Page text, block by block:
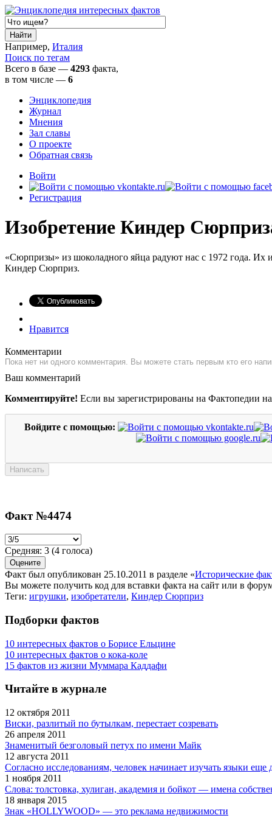
Например, Италия
Поиск по тегам
Всего в базе — 4293 факта,
в том числе — 6
Энциклопедия
Журнал
Мнения
Зал славы
О проекте
Обратная связь
Войти
Регистрация
Изобретение Киндер
«Сюрпризы» из шоколадного яйца радуют нас с 1972 года.
Киндер Сюрприз.
Нравится
Комментарии
Пока нет ни одного комментария. Вы можете стать первым кто его
Ваш комментарий
Комментируйте! Если вы зарегистрированы на Фактопедии
Войдите с помощью:
Факт №4474
Средняя: 3 (4 голоса)
Факт был опубликован 25.10.2011 в разделе «Исторические
Вы можете получить код для вставки факта на сайт или в
Теги: игрушки, изобретатели, Киндер Сюрприз
Подборки фактов
10 интересных фактов о Борисе Ельцине
10 интересных фактов о кока-коле
15 фактов из жизни Муммара Каддафи
Читайте в журнале
12 октября 2011
Виски, разлитый по бутылкам, перестает созревать
26 апреля 2011
Знаменитый безголовый петух по имени Майк
12 августа 2011
Согласно исследованиям, человек начинает изучать языки еще
1 ноября 2011
Слова: толстовка, хулиган, академия и бойкот — имена
18 января 2015
Знак «HOLLYWOOD» — это реклама недвижимости